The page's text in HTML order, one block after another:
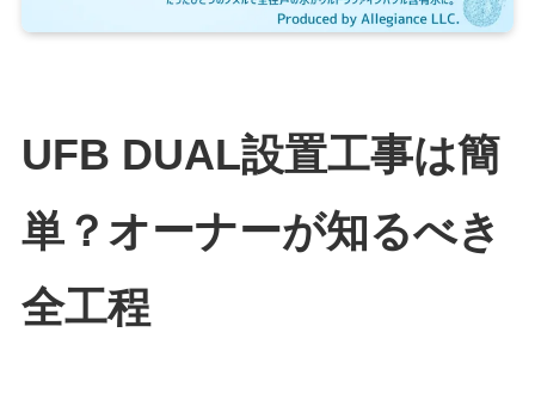
UFB DUAL設置工事は簡
単？オーナーが知るべき
全工程